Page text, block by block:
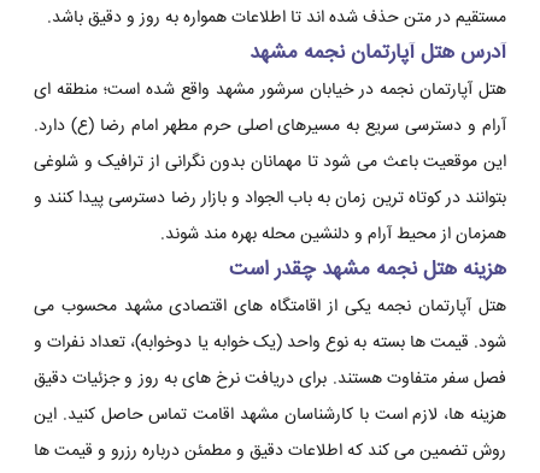
مستقیم در متن حذف شده اند تا اطلاعات همواره به روز و دقیق باشد.
آدرس هتل آپارتمان نجمه مشهد
هتل آپارتمان نجمه در خیابان سرشور مشهد واقع شده است؛ منطقه ای
آرام و دسترسی سریع به مسیرهای اصلی حرم مطهر امام رضا (ع) دارد.
این موقعیت باعث می شود تا مهمانان بدون نگرانی از ترافیک و شلوغی
بتوانند در کوتاه ترین زمان به باب الجواد و بازار رضا دسترسی پیدا کنند و
همزمان از محیط آرام و دلنشین محله بهره مند شوند.
هزینه هتل نجمه مشهد چقدر است
هتل آپارتمان نجمه یکی از اقامتگاه های اقتصادی مشهد محسوب می
شود. قیمت ها بسته به نوع واحد (یک خوابه یا دوخوابه)، تعداد نفرات و
فصل سفر متفاوت هستند. برای دریافت نرخ های به روز و جزئیات دقیق
هزینه ها، لازم است با کارشناسان مشهد اقامت تماس حاصل کنید. این
روش تضمین می کند که اطلاعات دقیق و مطمئن درباره رزرو و قیمت ها